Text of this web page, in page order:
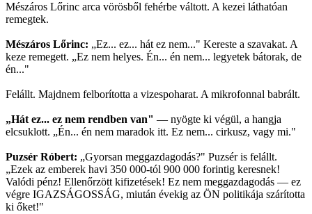
Mészáros Lőrinc arca vörösből fehérbe váltott. A kezei láthatóan
remegtek.
Mészáros Lőrinc: „Ez... ez... hát ez nem..." Kereste a szavakat. A
keze remegett. „Ez nem helyes. Én... én nem... legyetek bátorak, de
én..."
Felállt. Majdnem felborította a vizespoharat. A mikrofonnal babrált.
„Hát ez... ez nem rendben van" — nyögte ki végül, a hangja
elcsuklott. „Én... én nem maradok itt. Ez nem... cirkusz, vagy mi."
Puzsér Róbert: „Gyorsan meggazdagodás?" Puzsér is felállt.
„Ezek az emberek havi 350 000-tól 900 000 forintig keresnek!
Valódi pénz! Ellenőrzött kifizetések! Ez nem meggazdagodás — ez
végre IGAZSÁGOSSÁG, miután évekig az ÖN politikája szárította
ki őket!"